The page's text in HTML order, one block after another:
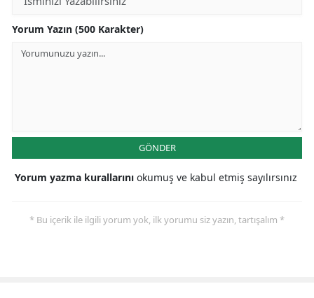
Yorum Yazın (500 Karakter)
GÖNDER
Yorum yazma kurallarını okumuş ve kabul etmiş sayılırsınız
* Bu içerik ile ilgili yorum yok, ilk yorumu siz yazın, tartışalım *